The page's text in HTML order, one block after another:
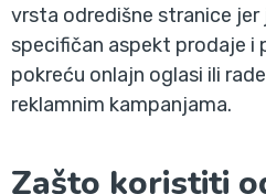
vrsta odredišne stranice
specifičan aspekt prodaje i
pokreću onlajn oglasi ili
reklamnim kampanjama.
Zašto koristiti